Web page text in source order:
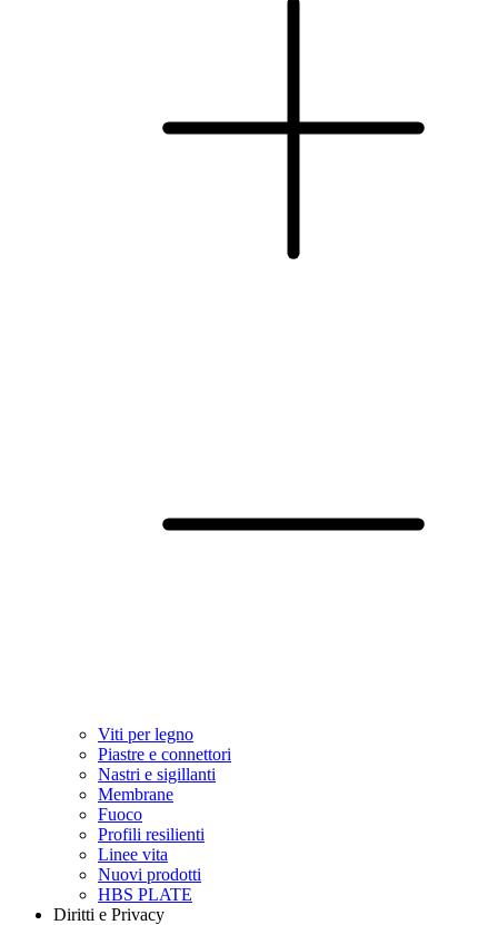
Viti per legno
Piastre e connettori
Nastri e sigillanti
Membrane
Fuoco
Profili resilienti
Linee vita
Nuovi prodotti
HBS PLATE
Diritti e Privacy